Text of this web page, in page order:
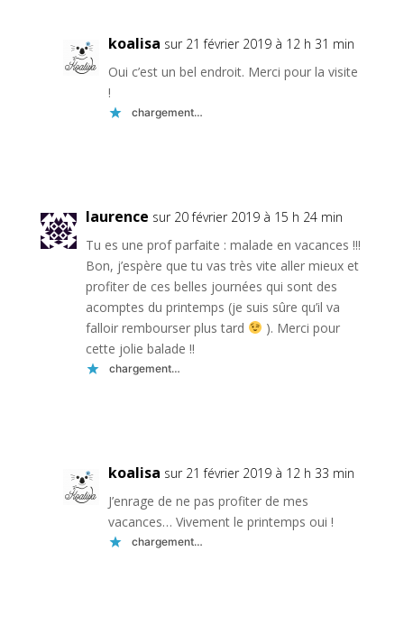
koalisa sur 21 février 2019 à 12 h 31 min
Oui c’est un bel endroit. Merci pour la visite
!
chargement…
laurence sur 20 février 2019 à 15 h 24 min
Tu es une prof parfaite : malade en vacances !!!
Bon, j’espère que tu vas très vite aller mieux et
profiter de ces belles journées qui sont des
acomptes du printemps (je suis sûre qu’il va
falloir rembourser plus tard
). Merci pour
cette jolie balade !!
chargement…
koalisa sur 21 février 2019 à 12 h 33 min
J’enrage de ne pas profiter de mes
vacances… Vivement le printemps oui !
chargement…